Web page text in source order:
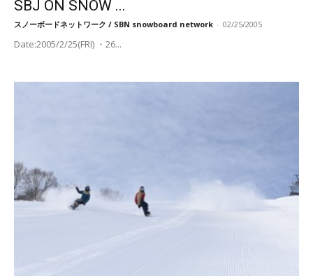
SBJ ON SNOW ...
スノーボードネットワーク / SBN snowboard network - 02/25/2005
Date:2005/2/25(FRI) ・26...